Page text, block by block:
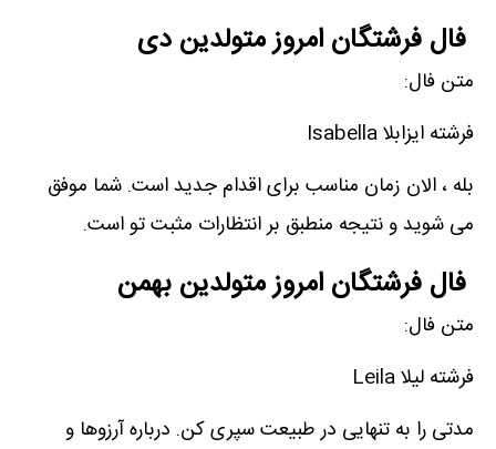
فال فرشتگان امروز متولدین دی
متن فال:
فرشته ایزابلا Isabella
بله ، الان زمان مناسب برای اقدام جدید است. شما موفق
می شوید و نتیجه منطبق بر انتظارات مثبت تو است.
فال فرشتگان امروز متولدین بهمن
متن فال:
فرشته لیلا Leila
مدتی را به تنهایی در طبیعت سپری کن. درباره آرزوها و